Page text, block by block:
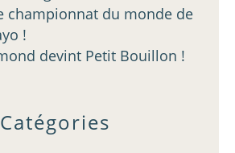
Catégories
championnat du monde de
!
devint Petit Bouillon !